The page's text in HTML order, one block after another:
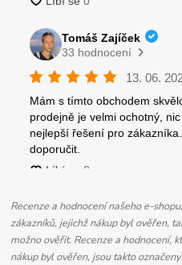
Recenze a hodnocení našeho e-
zákazníků, jejichž nákup byl ověřen,
možno ověřit. Recenze a hodnocení,
nákup byl ověřen, jsou takto